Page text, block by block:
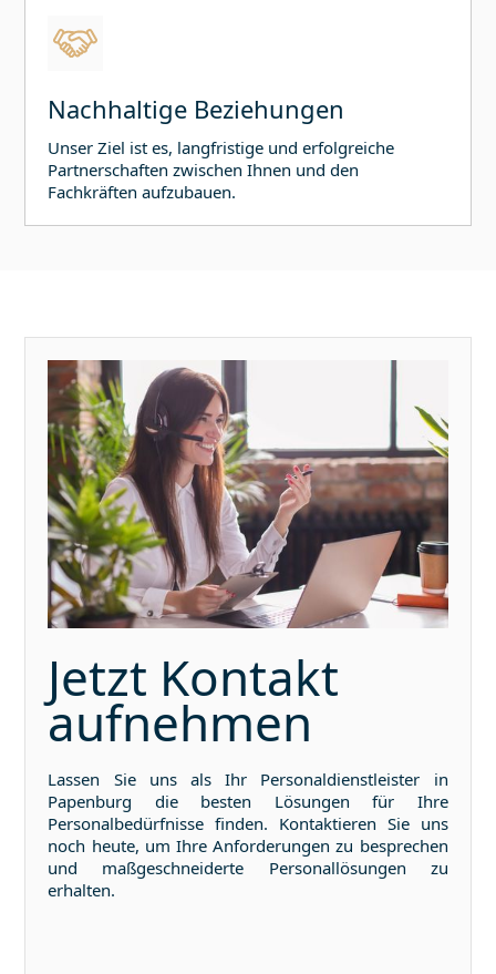
Nachhaltige Beziehungen
Unser Ziel ist es, langfristige und erfolgreiche
Partnerschaften zwischen Ihnen und den
Fachkräften aufzubauen.
Jetzt Kontakt
aufnehmen
Lassen Sie uns als Ihr Personaldienstleister in
Papenburg die besten Lösungen für Ihre
Personalbedürfnisse finden. Kontaktieren Sie uns
noch heute, um Ihre Anforderungen zu besprechen
und maßgeschneiderte Personallösungen zu
erhalten.